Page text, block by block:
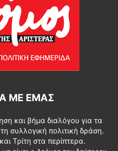
ΜΕ ΕΜΆΣ
και βήμα διαλόγου για τα
συλλογική πολιτική δράση.
Τρίτη στα περίπτερα.